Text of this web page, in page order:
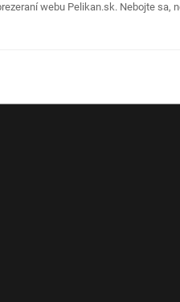
webu Pelikan.sk. Nebojte